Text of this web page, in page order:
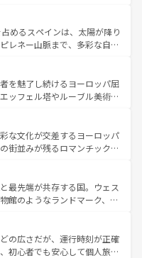
園風景やアマルフィ海岸の絶
い。観光の合間には、本場の
タリア料理を堪能することも
れられない旅をしてみよう！
コンテンツ一覧 を参照してほ
めるスペインは、太陽が降り
レネー山脈まで、多彩な自然
熱的なフラメンコ、熱気あふ
パスが生活の一部となってい
れた雰囲気や、バルセロナの
リゾートまで多彩な表情を見
候が異なるスペインはその個
性で訪れる人を魅了する。 なお、新着のスペイン情報はコ
を魅了し続けるヨーロッパ屈
ッフェル塔やルーブル美術館
る。華麗な宮殿、歴史的な大
豊かな自然が、訪れる者を心
スは美食の国としても知ら
あるランス、プロヴァンスの
多彩な楽しみ方が可能だ。さ
力が溢れており、どの街角に
れで全く異なる文化を体験で
新着のフランス情報はコンテンツ一覧
な文化が交差するヨーロッパ
街並みが残るロマンチック街
いても飽きることがない。ベ
ルン州のアルプスの絶景、そ
といった風景は必見。ビール
しい。 なお、新着の
を参照してほしい。
最先端が共存する国。ウェス
館のようなランドマーク、歴
。また、優雅なアフタヌーン
らない英国パブ、サッカー観
る体験も豊富。イギリスを旅
の広さだが、運行時刻が正確
初心者でも安心して個人旅行